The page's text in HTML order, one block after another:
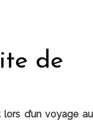
de
d’un voyage